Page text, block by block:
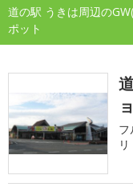
道の駅 うきは周辺の
ポット
フ
リ